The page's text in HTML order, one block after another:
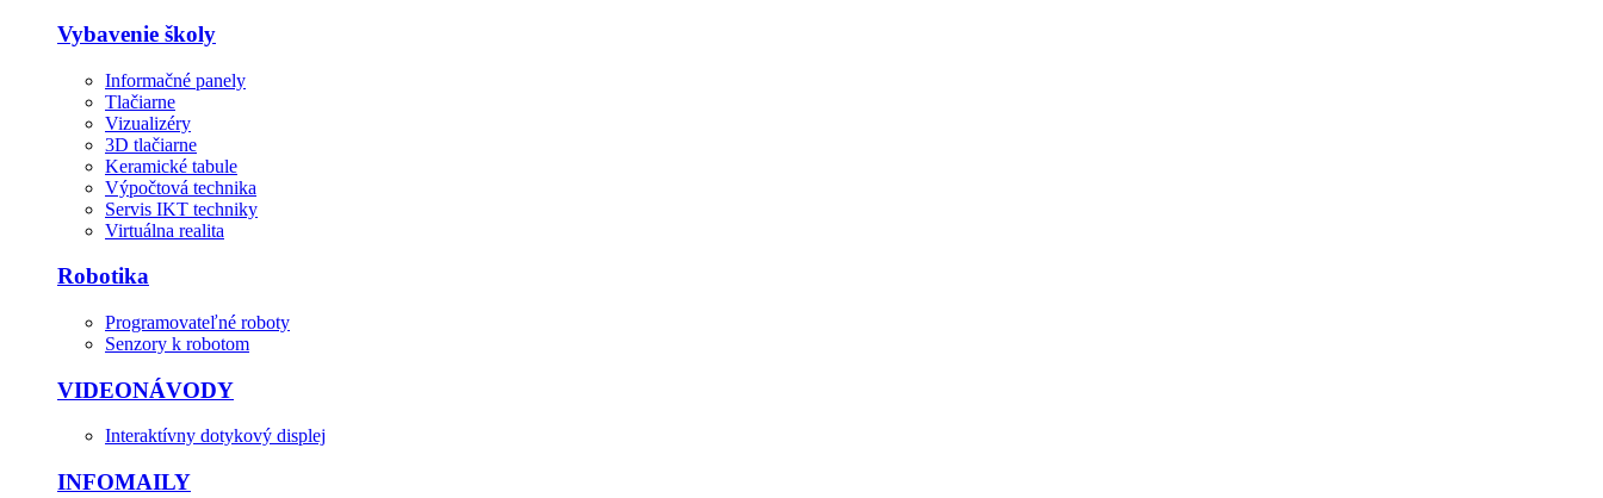
Vybavenie školy
Informačné panely
Tlačiarne
Vizualizéry
3D tlačiarne
Keramické tabule
Výpočtová technika
Servis IKT techniky
Virtuálna realita
Robotika
Programovateľné roboty
Senzory k robotom
VIDEONÁVODY
Interaktívny dotykový displej
INFOMAILY